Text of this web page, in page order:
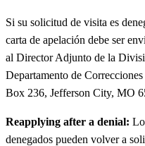
Si su solicitud de visita es
carta de apelación debe ser
al Director Adjunto de la
Departamento de
Box 236, Jefferson City, MO
Reapplying after a denial:
denegados pueden volver a